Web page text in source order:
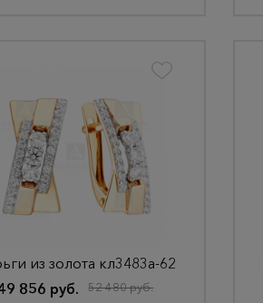
из золота кл3483а-62
856 руб.
52 480 руб.